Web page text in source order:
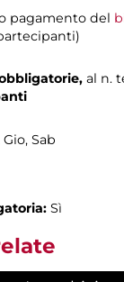
pagamento del
al n.
Sab
Sì